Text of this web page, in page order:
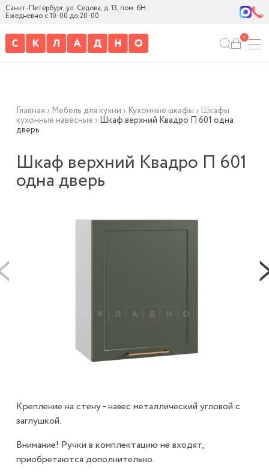
Санкт-Петербург, ул. Седова, д. 13, пом. 6Н
Ежедневно с 10-00 до 20-00
0
Главная › Мебель для кухни › Кухонные шкафы › Шкафы
кухонные навесные › Шкаф верхний Квадро П 601 одна
дверь
Шкаф верхний Квадро П 601
одна дверь
Крепление на стену - навес металлический угловой с
заглушкой.
Внимание! Ручки в комплектацию не входят,
приобретаются дополнительно.